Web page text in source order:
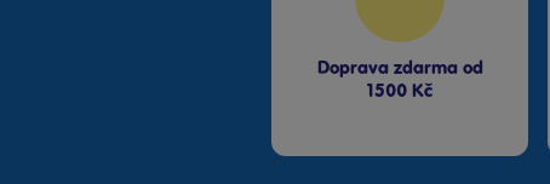
Doprava zdarma od
1500 Kč